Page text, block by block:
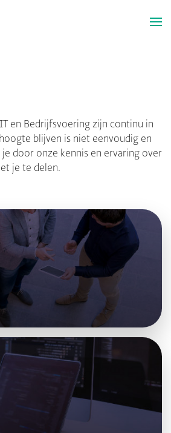
en Bedrijfsvoering zijn continu in
blijven is niet eenvoudig en
door onze kennis en ervaring over
je te delen.